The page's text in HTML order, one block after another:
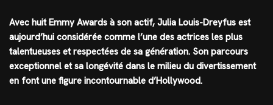
Avec huit Emmy Awards à son actif, Julia Louis-Dreyfus est
aujourd’hui considérée comme l’une des actrices les plus
talentueuses et respectées de sa génération. Son parcours
exceptionnel et sa longévité dans le milieu du divertissement
en font une figure incontournable d’Hollywood.